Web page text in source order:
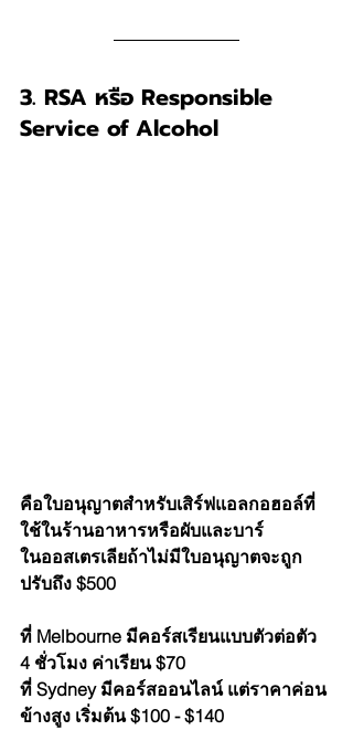
3. RSA หรือ Responsible
Service of Alcohol
คือใบอนุญาตสำหรับเสิร์ฟแอลกอฮอล์ที่
ใช้ในร้านอาหารหรือผับและบาร์
ในออสเตรเลียถ้าไม่มีใบอนุญาตจะถูก
ปรับถึง $500
ที่ Melbourne มีคอร์สเรียนแบบตัวต่อตัว
4 ชั่วโมง ค่าเรียน $70
ที่ Sydney มีคอร์สออนไลน์ แต่ราคาค่อน
ข้างสูง เริ่มต้น $100 - $140